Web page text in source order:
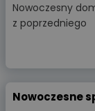
Nowoczesny
z poprzedniego
Nowoczesne